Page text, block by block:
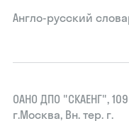
Англо-русский
ОАНО ДПО "СКАЕНГ",
г.Москва, Вн. тер. г.